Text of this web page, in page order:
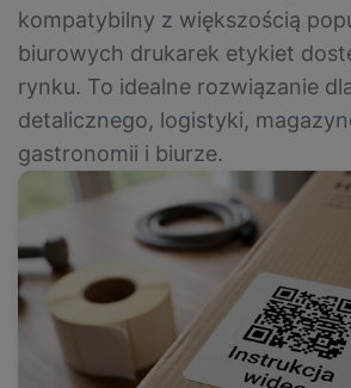
kompatybilny z większością
biurowych drukarek etykiet
rynku. To idealne rozwiązanie
detalicznego, logistyki,
gastronomii i biurze.